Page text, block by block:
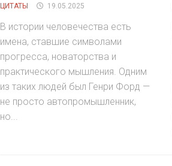
ЦИТАТЫ 19.05.2025
В истории человечества есть
имена, ставшие символами
прогресса, новаторства и
практического мышления. Одним
из таких людей был Генри Форд —
не просто автопромышленник,
но...